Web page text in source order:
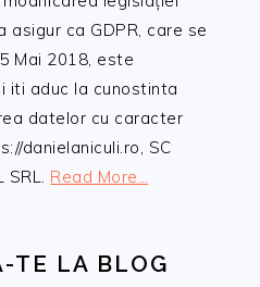
asigur ca GDPR, care se
Mai 2018, este
iti aduc la cunostinta
datelor cu caracter
danielaniculi.ro, SC
SRL. Read More…
TE LA BLOG